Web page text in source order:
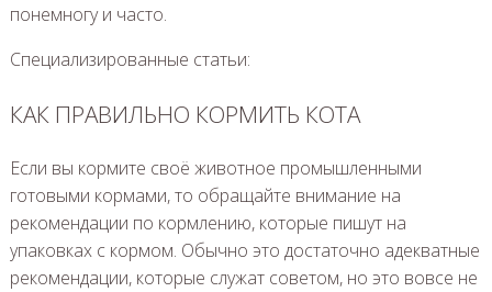
понемногу и часто.
Специализированные статьи:
КАК ПРАВИЛЬНО КОРМИТЬ КОТА
Если вы кормите своё животное промышленными
готовыми кормами, то обращайте внимание на
рекомендации по кормлению, которые пишут на
упаковках с кормом. Обычно это достаточно адекватные
рекомендации, которые служат советом, но это вовсе не